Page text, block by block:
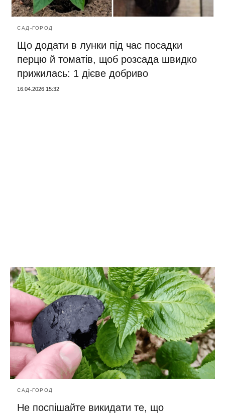
САД-ГОРОД
Що додати в лунки під час посадки
перцю й томатів, щоб розсада швидко
прижилась: 1 дієве добриво
16.04.2026 15:32
САД-ГОРОД
Не поспішайте викидати те, що